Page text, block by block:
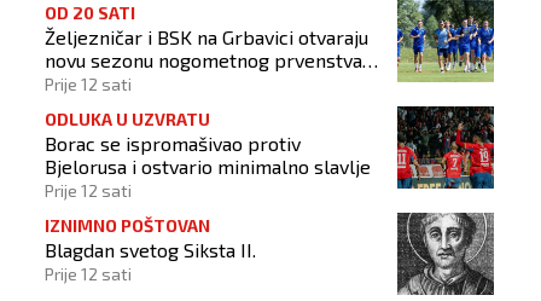
OD 20 SATI
Željezničar i BSK na Grbavici otvaraju
novu sezonu nogometnog prvenstva
BiH
Prije 12 sati
ODLUKA U UZVRATU
Borac se ispromašivao protiv
Bjelorusa i ostvario minimalno slavlje
Prije 12 sati
IZNIMNO POŠTOVAN
Blagdan svetog Siksta II.
Prije 12 sati